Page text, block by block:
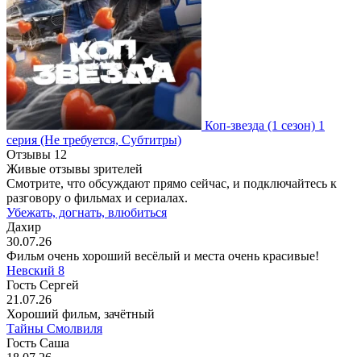
Коп-звезда (1 сезон) 1
серия (Не требуется, Субтитры)
Отзывы 12
Живые отзывы зрителей
Смотрите, что обсуждают прямо сейчас, и подключайтесь к
разговору о фильмах и сериалах.
Убежать, догнать, влюбиться
Дахир
30.07.26
Фильм очень хороший весёлый и места очень красивые!
Невский 8
Гость Сергей
21.07.26
Хороший фильм, зачётный
Тайны Смолвиля
Гость Саша